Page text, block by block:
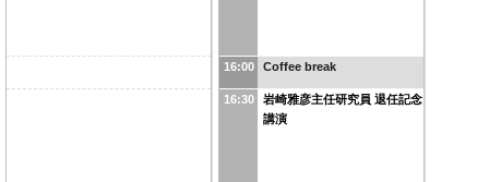
16:00 Coffee break
16:30
岩崎雅彦主任研究員 退任記念
講演